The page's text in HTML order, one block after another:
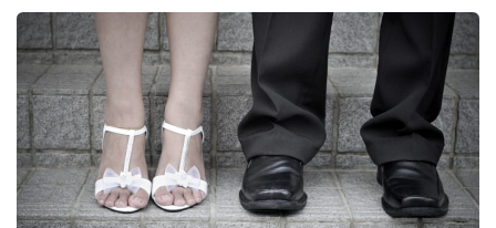
Bydlení
Zahrada
Design
Sledujte prima+